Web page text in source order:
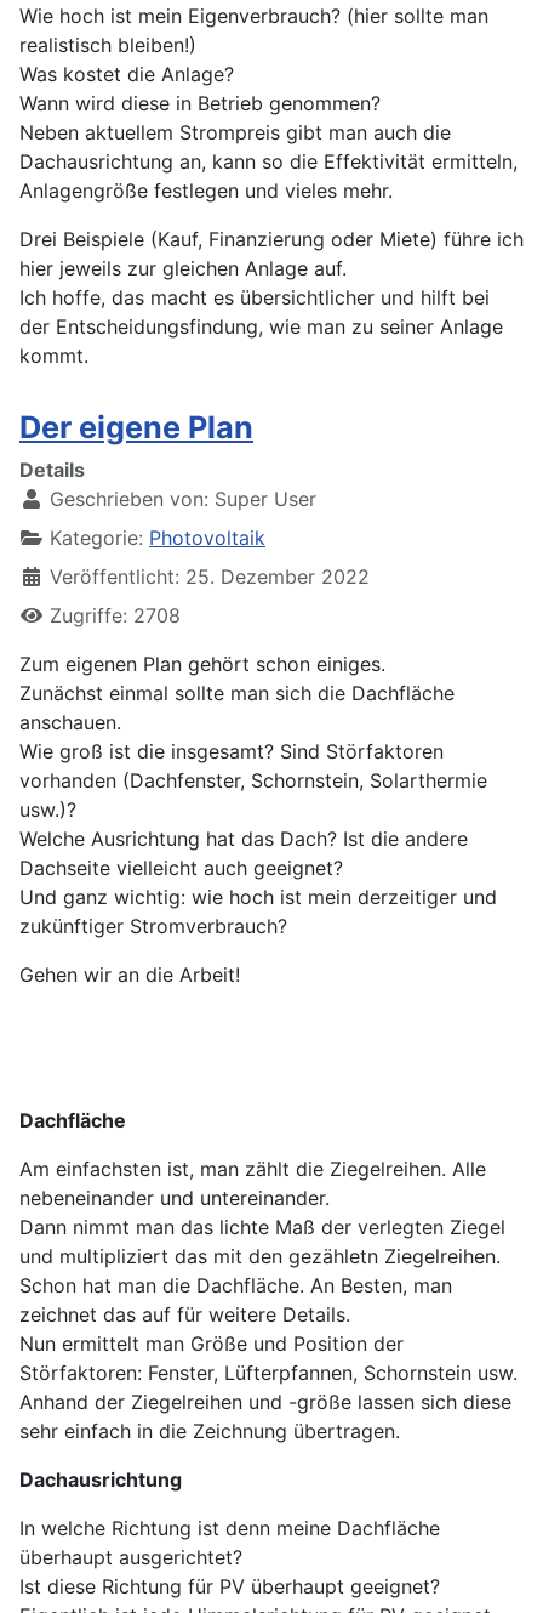
Wie hoch ist mein Eigenverbrauch? (hier sollte man
realistisch bleiben!)
Was kostet die Anlage?
Wann wird diese in Betrieb genommen?
Neben aktuellem Strompreis gibt man auch die
Dachausrichtung an, kann so die Effektivität ermitteln,
Anlagengröße festlegen und vieles mehr.
Drei Beispiele (Kauf, Finanzierung oder Miete) führe ich
hier jeweils zur gleichen Anlage auf.
Ich hoffe, das macht es übersichtlicher und hilft bei
der Entscheidungsfindung, wie man zu seiner Anlage
kommt.
Der eigene Plan
Details
Geschrieben von: Super User
Kategorie: Photovoltaik
Veröffentlicht: 25. Dezember 2022
Zugriffe: 2708
Zum eigenen Plan gehört schon einiges.
Zunächst einmal sollte man sich die Dachfläche
anschauen.
Wie groß ist die insgesamt? Sind Störfaktoren
vorhanden (Dachfenster, Schornstein, Solarthermie
usw.)?
Welche Ausrichtung hat das Dach? Ist die andere
Dachseite vielleicht auch geeignet?
Und ganz wichtig: wie hoch ist mein derzeitiger und
zukünftiger Stromverbrauch?
Gehen wir an die Arbeit!
Dachfläche
Am einfachsten ist, man zählt die Ziegelreihen. Alle
nebeneinander und untereinander.
Dann nimmt man das lichte Maß der verlegten Ziegel
und multipliziert das mit den gezähletn Ziegelreihen.
Schon hat man die Dachfläche. An Besten, man
zeichnet das auf für weitere Details.
Nun ermittelt man Größe und Position der
Störfaktoren: Fenster, Lüfterpfannen, Schornstein usw.
Anhand der Ziegelreihen und -größe lassen sich diese
sehr einfach in die Zeichnung übertragen.
Dachausrichtung
In welche Richtung ist denn meine Dachfläche
überhaupt ausgerichtet?
Ist diese Richtung für PV überhaupt geeignet?